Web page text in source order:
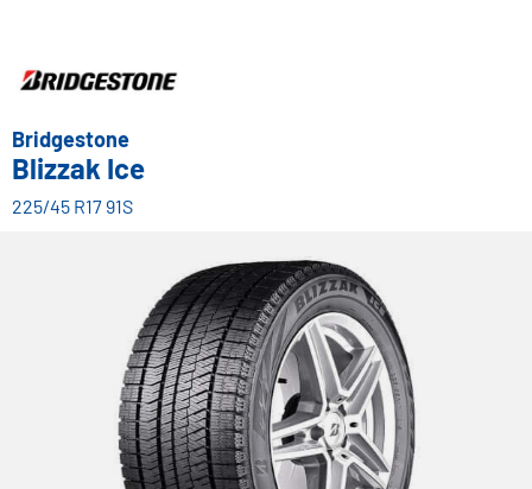
Bridgestone
Blizzak Ice
225/45 R17 91S